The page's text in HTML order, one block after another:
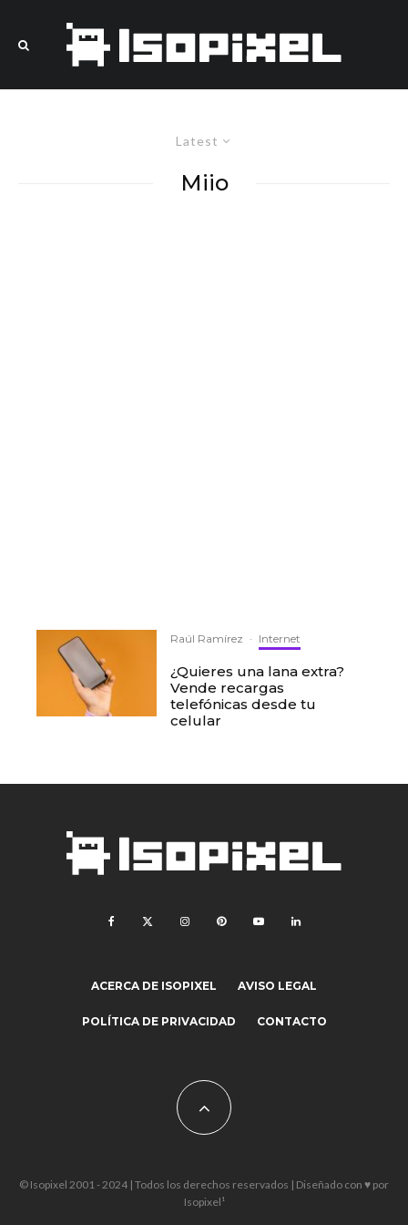
Latest
Miio
Raúl Ramírez · Internet
¿Quieres una lana extra?
Vende recargas
telefónicas desde tu
celular
ACERCA DE ISOPIXEL AVISO LEGAL
POLÍTICA DE PRIVACIDAD CONTACTO
© Isopixel 2001 - 2024 | Todos los derechos reservados | Diseñado con ♥ por
Isopixel¹